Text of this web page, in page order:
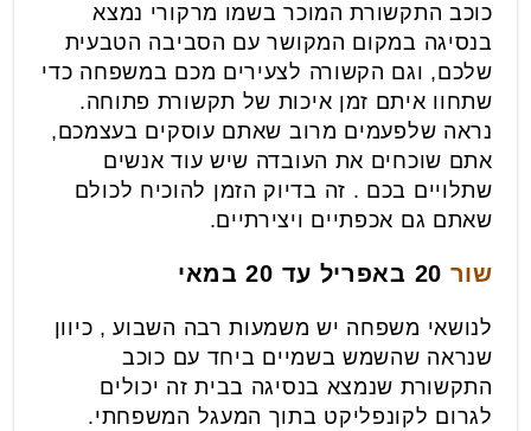
כוכב התקשורת המוכר בשמו מרקורי נמצא
בנסיגה במקום המקושר עם הסביבה הטבעית
שלכם, וגם הקשורה לצעירים מכם במשפחה כדי
שתחוו איתם זמן איכות של תקשורת פתוחה.
נראה שלפעמים מרוב שאתם עוסקים בעצמכם,
אתם שוכחים את העובדה שיש עוד אנשים
שתלויים בכם . זה בדיוק הזמן להוכיח לכולם
שאתם גם אכפתיים ויצירתיים.
שור 20 באפריל עד 20 במאי
לנושאי משפחה יש משמעות רבה השבוע , כיוון
שנראה שהשמש בשמיים ביחד עם כוכב
התקשורת שנמצא בנסיגה בבית זה יכולים
לגרום לקונפליקט בתוך המעגל המשפחתי.